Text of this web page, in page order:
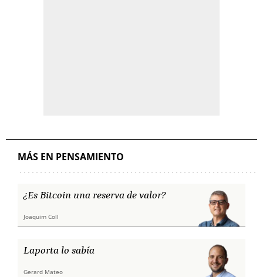
MÁS EN PENSAMIENTO
¿Es Bitcoin una reserva de valor?
Joaquim Coll
Laporta lo sabía
Gerard Mateo